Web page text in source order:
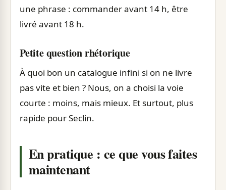
une phrase : commander avant 14 h, être
livré avant 18 h.
Petite question rhétorique
À quoi bon un catalogue infini si on ne livre
pas vite et bien ? Nous, on a choisi la voie
courte : moins, mais mieux. Et surtout, plus
rapide pour Seclin.
En pratique : ce que vous faites
maintenant